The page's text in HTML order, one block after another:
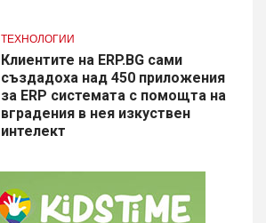
ТЕХНОЛОГИИ
Клиентите на ERP.BG сами
създадоха над 450 приложения
за ERP системата с помощта на
вградения в нея изкуствен
интелект